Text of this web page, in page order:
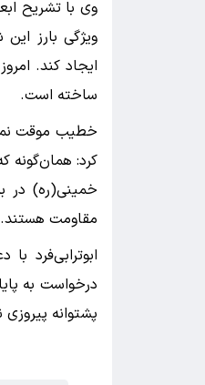
وی با تشریح
ویژگی بارز
ایجاد کند.
ساخته است.
کرد: همان‌گونه
خمینی(ره) در
مقاومت هستند.
ابوترابی‌فرد
درخواست به
پشتوانه